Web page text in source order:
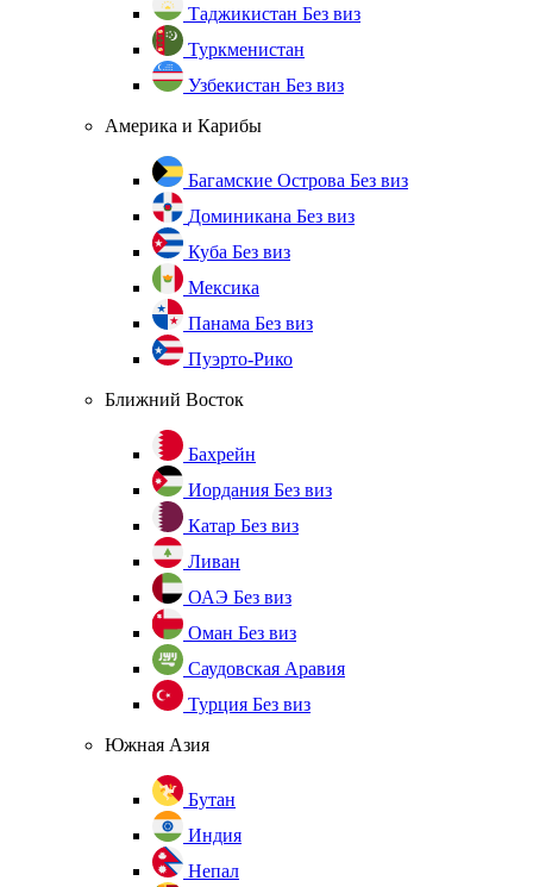
Таджикистан Без виз
Туркменистан
Узбекистан Без виз
Америка и Карибы
Багамские Острова Без виз
Доминикана Без виз
Куба Без виз
Мексика
Панама Без виз
Пуэрто-Рико
Ближний Восток
Бахрейн
Иордания Без виз
Катар Без виз
Ливан
ОАЭ Без виз
Оман Без виз
Саудовская Аравия
Турция Без виз
Южная Азия
Бутан
Индия
Непал